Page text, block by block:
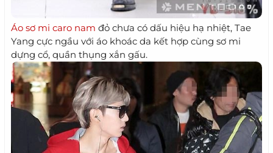
Áo sơ mi caro nam đỏ chưa có dấu hiệu hạ nhiệt, Tae
Yang cực ngầu với áo khoác da kết hợp cùng sơ mi
dựng cổ, quần thụng xắn gấu.